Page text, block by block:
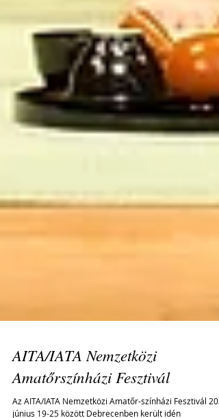
AITA/IATA Nemzetközi